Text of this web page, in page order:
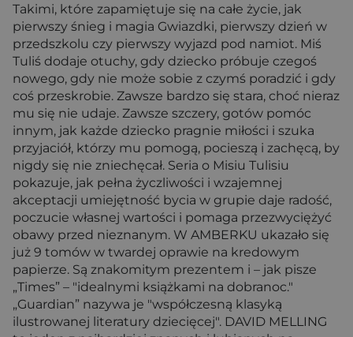
Takimi, które zapamiętuje się na całe życie, jak
pierwszy śnieg i magia Gwiazdki, pierwszy dzień w
przedszkolu czy pierwszy wyjazd pod namiot. Miś
Tuliś dodaje otuchy, gdy dziecko próbuje czegoś
nowego, gdy nie może sobie z czymś poradzić i gdy
coś przeskrobie. Zawsze bardzo się stara, choć nieraz
mu się nie udaje. Zawsze szczery, gotów pomóc
innym, jak każde dziecko pragnie miłości i szuka
przyjaciół, którzy mu pomogą, pocieszą i zachęcą, by
nigdy się nie zniechęcał. Seria o Misiu Tulisiu
pokazuje, jak pełna życzliwości i wzajemnej
akceptacji umiejętność bycia w grupie daje radość,
poczucie własnej wartości i pomaga przezwyciężyć
obawy przed nieznanym. W AMBERKU ukazało się
już 9 tomów w twardej oprawie na kredowym
papierze. Są znakomitym prezentem i – jak pisze
„Times” – "idealnymi książkami na dobranoc."
„Guardian” nazywa je "współczesną klasyką
ilustrowanej literatury dziecięcej". DAVID MELLING